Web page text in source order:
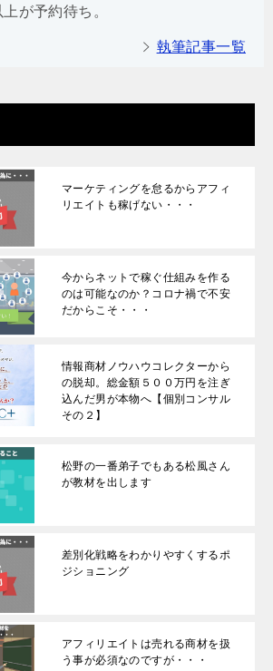
が予約待ち。
執筆記事一覧
マーケティングを怠るからアフィ
リエイトも稼げない・・・
今からネットで稼ぐ仕組みを作る
のは可能なのか？コロナ禍で不安
だからこそ・・・
情報商材ノウハウコレクターから
の脱却。総金額５００万円を注ぎ
込んだ男が本物へ【個別コンサル
その２】
松野の一番弟子でもある松風さん
が教材を出します
差別化戦略をわかりやすくするポ
ジショニング
アフィリエイトは売れる商材を扱
う事が必須なのですが・・・